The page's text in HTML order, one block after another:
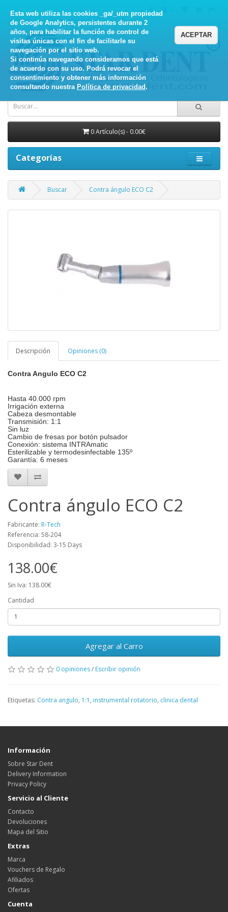
Esta web utiliza las cookies _ga/_utm propiedad
de Google Analytics, persistentes durante 2
años, para habilitar la función de control de
visitas únicas con el fin de facilitarle su
navegación por el sitio web.
Si continúa navegando consideramos que está
de acuerdo con su uso. Podrá revocar el
consentimiento y obtener más información
consultando nuestra Política de privacidad.
ACEPTAR
0 Artículo(s) - 0.00€
Categorías
Buscar Contra ángulo ECO C2
Descripción Opiniones (0)
Contra Angulo ECO C2
Hasta 40.000 rpm
Irrigación externa
Cabeza desmontable
Transmisión: 1:1
Sin luz
Cambio de fresas por botón pulsador
Conexión: sistema INTRAmatic
Esterilizable y termodesinfectable 135º
Garantía: 6 meses
Contra ángulo ECO C2
Fabricante: R-Tech
Referencia: 58-204
Disponibilidad: 3-15 Days
138.00€
Sin Iva: 138.00€
Cantidad
Agregar al Carro
0 opiniones/ Escribir opinión
Etiquetas: Contra angulo, 1:1 , instrumental rotatorio, clinica dental
Información
Sobre Star Dent
Delivery Information
Privacy Policy
Servicio al Cliente
Contacto
Devoluciones
Mapa del Sitio
Extras
Marca
Vouchers de Regalo
Afiliados
Ofertas
Cuenta